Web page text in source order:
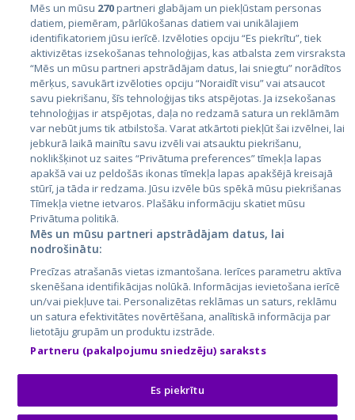
Страны
Эстония
Латвия
Литва
City24.lv
City24.ee
GetaPro.lv
GetaPro.ee
Skelbiu.lt
Autoplius.lt
Aruodas.lt
CVbankas.lt
Kainos.lt
Paslaugos.lt
auto24.ee
Osta.ee
KuldneBörs.ee
Mēs un mūsu 270partneri glabājam un piekļūstam personas
datiem, piemēram, pārlūkošanas datiem vai unikālajiem
identifikatoriem jūsu ierīcē. Izvēloties opciju “Es piekrītu”, tiek
aktivizētas izsekošanas tehnoloģijas, kas atbalsta zem virsraksta
“Mēs un mūsu partneri apstrādājam datus, lai sniegtu” norādītos
mērķus, savukārt izvēloties opciju “Noraidīt visu” vai atsaucot
savu piekrišanu, šīs tehnoloģijas tiks atspējotas. Ja izsekošanas
tehnoloģijas ir atspējotas, daļa no redzamā satura un reklāmām
var nebūt jums tik atbilstoša. Varat atkārtoti piekļūt šai izvēlnei, lai
jebkurā laikā mainītu savu izvēli vai atsauktu piekrišanu,
noklikšķinot uz saites “Privātuma preferences” tīmekļa lapas
apakšā vai uz peldošās ikonas tīmekļa lapas apakšējā kreisajā
stūrī, ja tāda ir redzama. Jūsu izvēle būs spēkā mūsu piekrišanas
Tīmekļa vietne ietvaros. Plašāku informāciju skatiet mūsu
Privātuma politikā.
Mēs un mūsu partneri apstrādājam datus, lai
nodrošinātu:
Precīzas atrašanās vietas izmantošana. Ierīces parametru aktīva
skenēšana identifikācijas nolūkā. Informācijas ievietošana ierīcē
un/vai piekļuve tai. Personalizētas reklāmas un saturs, reklāmu
un satura efektivitātes novērtēšana, analītiskā informācija par
lietotāju grupām un produktu izstrāde.
Partneru (pakalpojumu sniedzēju) saraksts
Es piekrītu